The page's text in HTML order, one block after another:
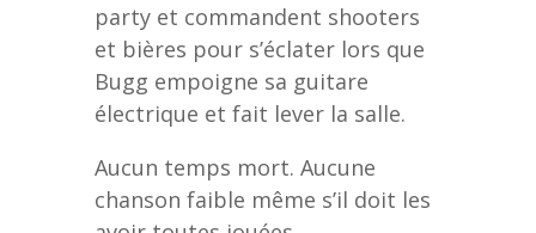
party et commandent shooters
et bières pour s’éclater lors que
Bugg empoigne sa guitare
électrique et fait lever la salle.
Aucun temps mort. Aucune
chanson faible même s’il doit les